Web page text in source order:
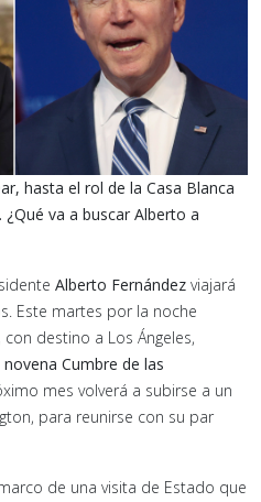
hasta el rol de la Casa Blanca
va a buscar Alberto a
Alberto Fernández viajará
Este martes por la noche
destino a Los Ángeles,
novena Cumbre de las
mes volverá a subirse a un
para reunirse con su par
de una visita de Estado que